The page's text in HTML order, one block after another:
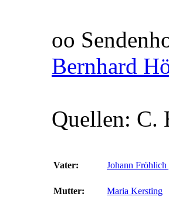
oo
Bernhard
Quellen: C.
Vater: Johann
Mutter: Maria Kersting